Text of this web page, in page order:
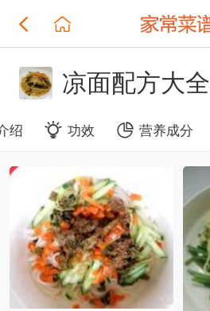
凉面配方大全
绍 功效 营养成分